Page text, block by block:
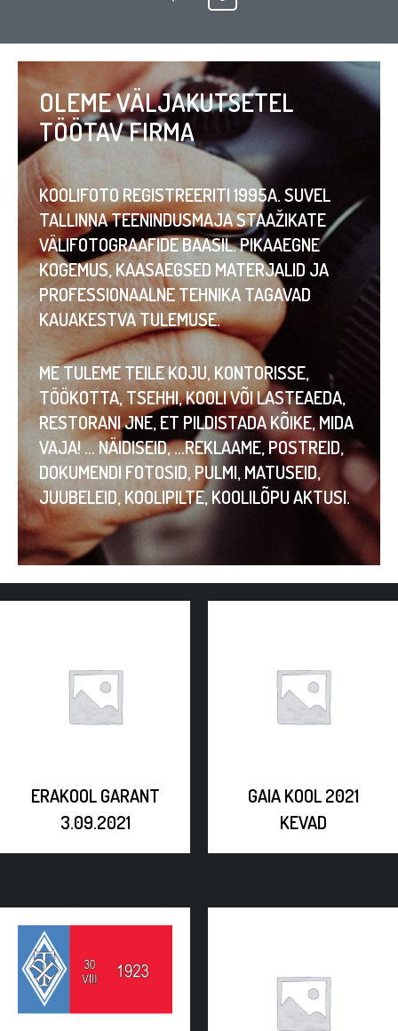
OLEME VÄLJAKUTSETEL
TÖÖTAV FIRMA
KOOLIFOTO REGISTREERITI 1995A. SUVEL
TALLINNA TEENINDUSMAJA STAAŽIKATE
VÄLIFOTOGRAAFIDE BAASIL. PIKAAEGNE
KOGEMUS, KAASAEGSED MATERJALID JA
PROFESSIONAALNE TEHNIKA TAGAVAD
KAUAKESTVA TULEMUSE.
ME TULEME TEILE KOJU, KONTORISSE,
TÖÖKOTTA, TSEHHI, KOOLI VÕI LASTEAEDA,
RESTORANI JNE, ET PILDISTADA KÕIKE, MIDA
VAJA! … NÄIDISEID, …REKLAAME, POSTREID,
DOKUMENDI FOTOSID, PULMI, MATUSEID,
JUUBELEID, KOOLIPILTE, KOOLILÕPU AKTUSI.
ERAKOOL GARANT
3.09.2021
GAIA KOOL 2021
KEVAD